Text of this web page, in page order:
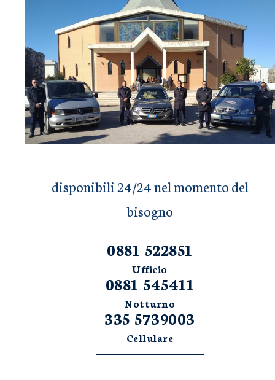
disponibili 24/24 nel momento del
bisogno
0881 522851
Ufficio
0881 545411
Notturno
335 5739003
Cellulare